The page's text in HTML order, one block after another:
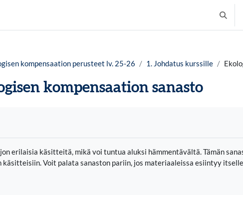
kompensaation perusteet lv. 25-26 1. Johdatus kurssille
kompensaation sanasto
erilaisia käsitteitä, mikä voi tuntua aluksi hämmentävältä. Tämän
käsitteisiin. Voit palata sanaston pariin, jos materiaaleissa esiintyy